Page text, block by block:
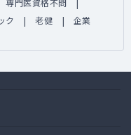
ク 老健 企業